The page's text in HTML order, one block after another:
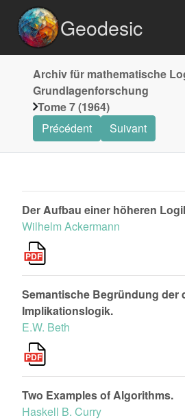
Geodesic
Archiv für mathematische
Grundlagenforschung
Tome 7 (1964)
Précédent
Suivant
Der Aufbau einer höheren
Wilhelm Ackermann
Semantische Begründung der
Implikationslogik.
E.W. Beth
Two Examples of Algorithms.
Haskell B. Curry